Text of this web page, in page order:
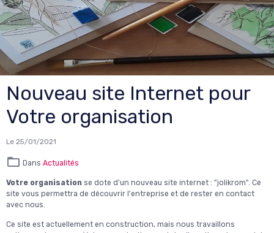
Nouveau site Internet pour
Votre organisation
Le 25/01/2021
Dans Actualités
Votre organisation se dote d'un nouveau site internet : "jolikrom". Ce
site vous permettra de découvrir l'entreprise et de rester en contact
avec nous.
Ce site est actuellement en construction, mais nous travaillons